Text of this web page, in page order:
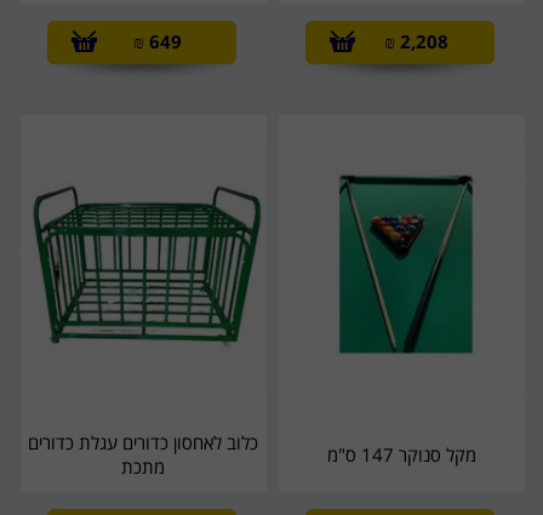
2,208
₪
649
₪
מקל סנוקר 147 ס"מ
כלוב לאחסון כדורים עגלת כדורים
מתכת